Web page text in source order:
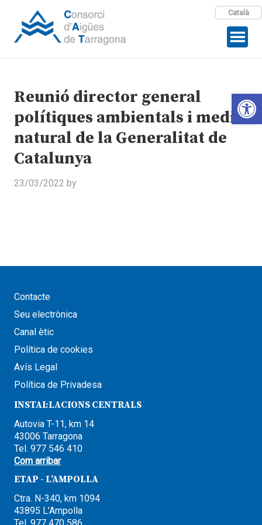
Català
Reunió director general
polítiques ambientals i medi
natural de la Generalitat de
Catalunya
23/03/2022 by
Contacte
Seu electrònica
Canal ètic
Política de cookies
Avís Legal
Política de Privadesa
INSTAL·LACIONS CENTRALS
Autovia T-11, km 14
43006 Tarragona
Tel. 977 546 410
Com arribar
ETAP - L’AMPOLLA
Ctra. N-340, km 1094
43895 L’Ampolla